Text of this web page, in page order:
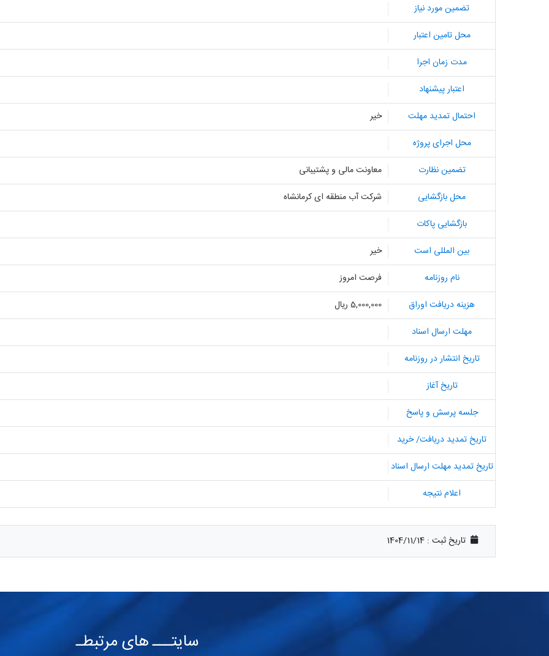
تضمین مورد نیاز
محل تامین اعتبار
مدت زمان اجرا
اعتبار پیشنهاد
احتمال تمدید مهلت
خیر
محل اجرای پروژه
تضمین نظارت
معاونت مالی و پشتیبانی
محل بازگشایی
شرکت آب منطقه ای کرمانشاه
بازگشایی پاکات
بین المللی است
خیر
نام روزنامه
فرصت امروز
هزینه دریافت اوراق
5,000,000 ریال
مهلت ارسال اسناد
تاریخ انتشار در روزنامه
تاریخ آغاز
جلسه پرسش و پاسخ
تاریخ تمدید دریافت/ خرید
تاریخ تمدید مهلت ارسال اسناد
اعلام نتیجه
تاریخ ثبت : 1404/11/14
سایتـــ های مرتبطـ